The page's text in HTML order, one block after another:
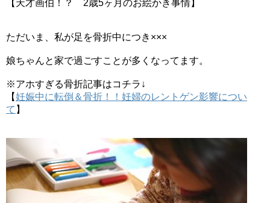
持ち寄りパーティー簡単レシピ公開！ママ
知育ブロックおすすめGESTAR（ジスタ
ー）メリットとデメリットをレビュー
雛人形は二人目の女の子にも必要？うちの
姉妹は名前旗で解決しました！
【天才画伯！？ 2歳5ヶ月のお絵かき事情】
ただいま、私が足を骨折中につき×××
娘ちゃんと家で過ごすことが多くなってます。
※アホすぎる骨折記事はコチラ↓
【妊娠中に転倒＆骨折！！妊婦のレントゲン影響につい
て 】